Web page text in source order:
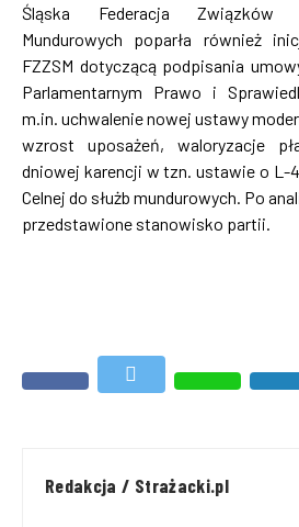
Śląska Federacja Związków
Mundurowych poparła również
FZZSM dotyczącą podpisania
Parlamentarnym Prawo i
m.in. uchwalenie nowej ustawy
wzrost uposażeń, waloryzacje
dniowej karencji w tzn. ustawie o L-4
Celnej do służb mundurowych. Po
przedstawione stanowisko partii.
Redakcja / Strażacki.pl